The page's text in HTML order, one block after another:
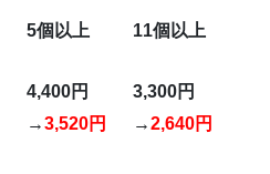
5個以上 11個以上
4,400円
→3,520円
3,300円
→2,640円